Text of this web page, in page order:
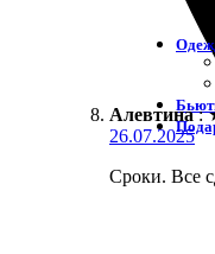
Алевтина :
26.07.2025
Сроки. Все